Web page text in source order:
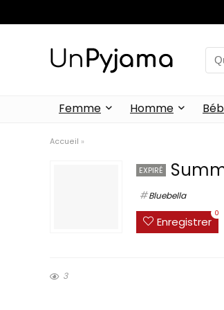
Femme Homme
Accueil »
EXPIRÉ
Bluebella
Enregistrer
0
3